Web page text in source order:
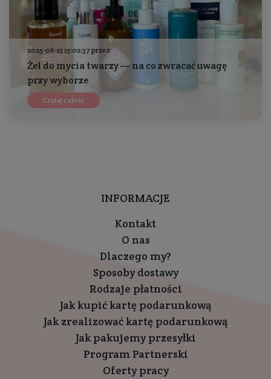
2025-06-13 13:02:37 przez
Żel do mycia twarzy — na co zwracać uwagę
przy wyborze
Czytaj całość
INFORMACJE
Kontakt
O nas
Dlaczego my?
Sposoby dostawy
Rodzaje płatności
Jak kupić kartę podarunkową
Jak zrealizować kartę podarunkową
Jak pakujemy przesyłki
Program Partnerski
Oferty pracy